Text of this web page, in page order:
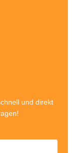
und direkt